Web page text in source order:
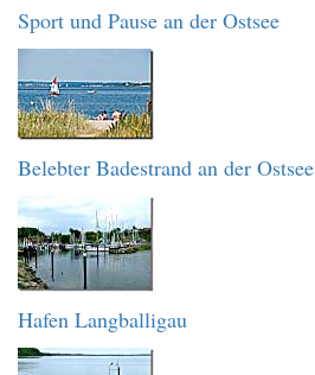
Sport und Pause an der Ostsee
Belebter Badestrand an der Ostsee
Hafen Langballigau